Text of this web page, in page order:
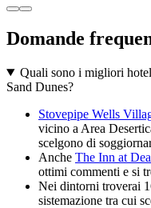
Domande
Quali sono i migliori
Sand Dunes?
Stovepipe Wells
vicino a Area
scelgono di
Anche The Inn at
ottimi commenti e si
Nei dintorni troverai
sistemazione tra cui